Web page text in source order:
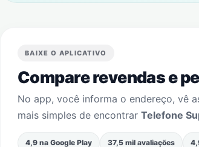
BAIXE O APLICATIVO
Compare revendas e
No app, você informa o endereço, vê
mais simples de encontrar Telefone
4,9 na Google Play 37,5 mil avaliações